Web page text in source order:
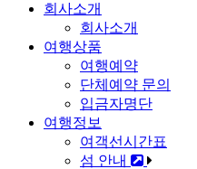
회사소개
회사소개
여행상품
여행예약
단체예약 문의
입금자명단
여행정보
여객선시간표
섬 안내